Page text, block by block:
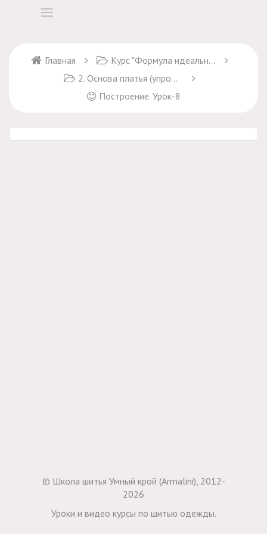
Главная
Курс "Формула идеального платья"
2. Основа платья (упрощенный способ)
Построение. Урок-8
© Школа шитья Умный крой (Armalini), 2012-
2026
Уроки и видео курсы по шитью одежды.